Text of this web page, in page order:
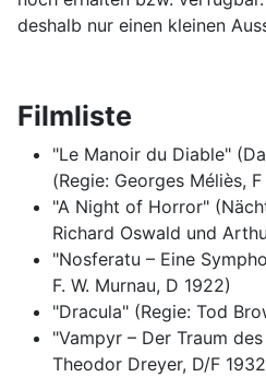
deshalb nur einen kleinen
Filmliste
"Le Manoir du Diable"
(Regie: Georges Méliès, F
"A Night of Horror"
Richard Oswald und
"Nosferatu – Eine
F. W. Murnau, D 1922)
"Dracula" (Regie: Tod
"Vampyr – Der Traum
Theodor Dreyer, D/F